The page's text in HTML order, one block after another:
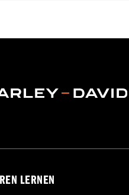
LERNEN